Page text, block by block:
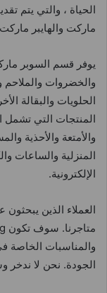
الحياة ، والتي يتم
ماركت والهايبر
يوفر قسم السوبر
والخضروات
الحلويات والبقالة
المنتجات التي تشمل
والأمتعة والأحذية
المنزلية والساعات
الإلكترونية.
العملاء الذين
والمناسبات الخاصة
الجودة. نحن لا